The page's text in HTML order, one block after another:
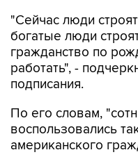
"Сейчас люди
богатые люди
гражданство по
работать", -
подписания.
По его словам,
воспользовались
американского